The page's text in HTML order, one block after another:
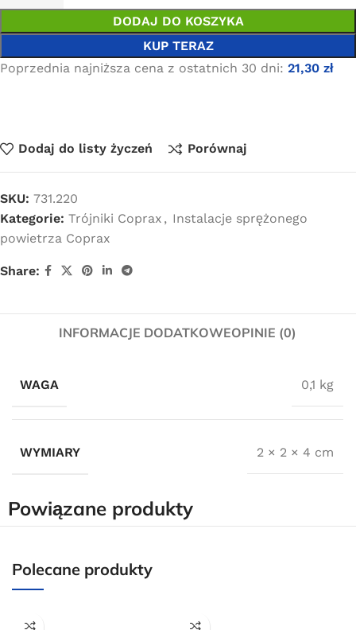
DODAJ DO KOSZYKA
KUP TERAZ
Poprzednia najniższa cena z ostatnich 30 dni: 21,30 zł
Dodaj do listy życzeń Porównaj
SKU: 731.220
Kategorie: Trójniki Coprax , Instalacje sprężonego
powietrza Coprax
Share:
INFORMACJE DODATKOWEOPINIE (0)
WAGA 0,1 kg
WYMIARY 2 × 2 × 4 cm
Powiązane produkty
Polecane produkty
internetowym o wartości minimum 80,00 zł brutto.